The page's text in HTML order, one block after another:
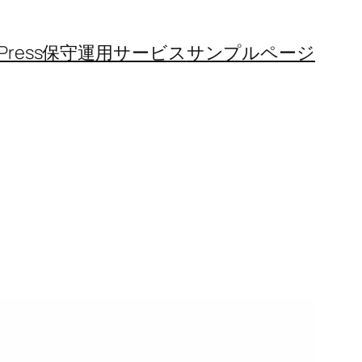
保守運用サービスサンプルページ